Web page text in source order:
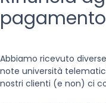
Abbiamo ricevuto
note università
nostri clienti (e non) ci